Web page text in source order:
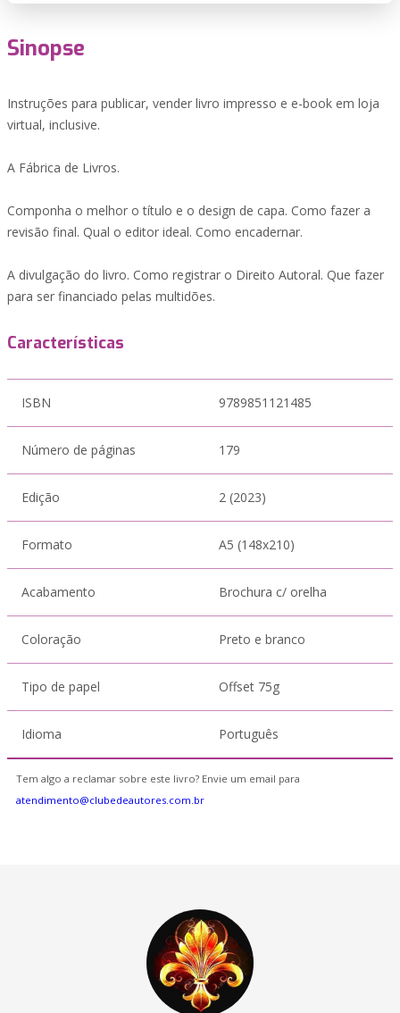
Sinopse
Instruções para publicar, vender livro impresso e e-book em loja
virtual, inclusive.
A Fábrica de Livros.
Componha o melhor o título e o design de capa. Como fazer a
revisão final. Qual o editor ideal. Como encadernar.
A divulgação do livro. Como registrar o Direito Autoral. Que fazer
para ser financiado pelas multidões.
Características
ISBN 9789851121485
Número de páginas 179
Edição 2 (2023)
Formato A5 (148x210)
Acabamento Brochura c/ orelha
Coloração Preto e branco
Tipo de papel Offset 75g
Idioma Português
Tem algo a reclamar sobre este livro? Envie um email para
atendimento@clubedeautores.com.br